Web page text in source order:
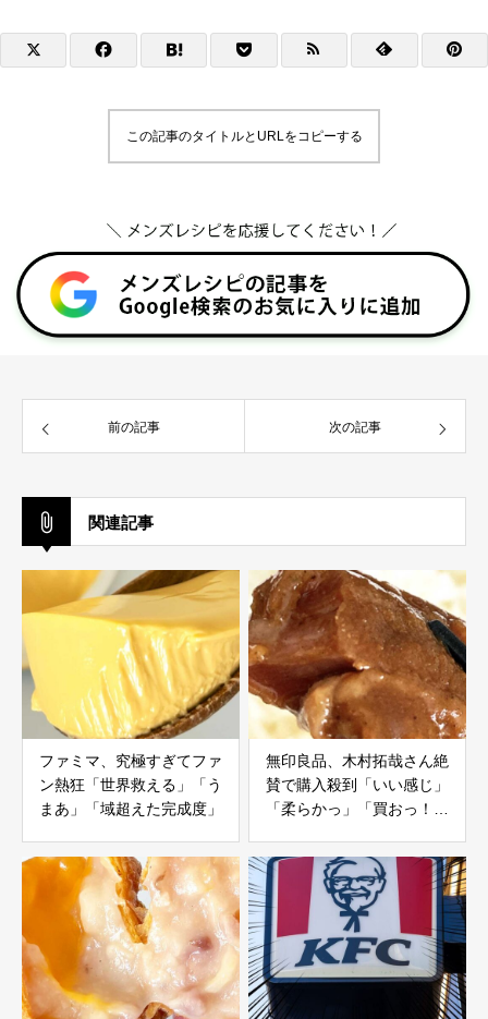
この記事のタイトルとURLをコピーする
前の記事 次の記事
関連記事
ファミマ、究極すぎてファ
ン熱狂「世界救える」「う
まあ」「域超えた完成度」
無印良品、木村拓哉さん絶
賛で購入殺到「いい感じ」
「柔らかっ」「買おっ！」